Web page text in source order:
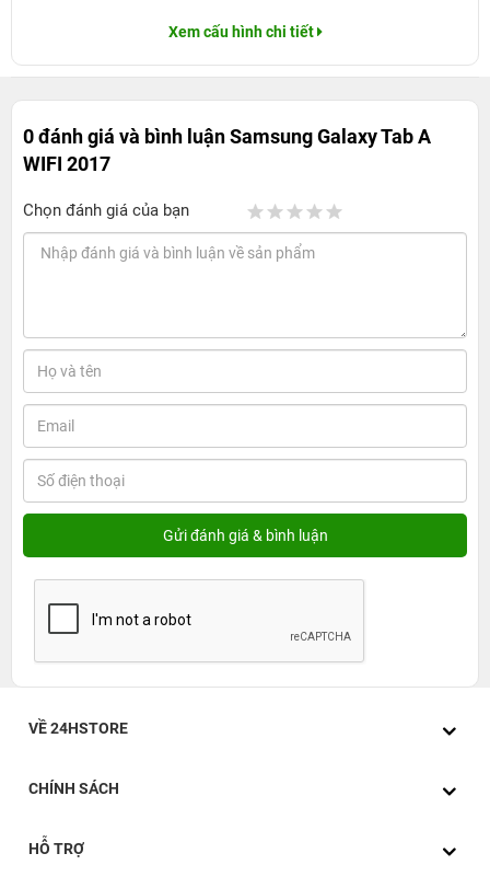
Xem cấu hình chi tiết
0 đánh giá và bình luậnSamsung Galaxy Tab A
WIFI 2017
Chọn đánh giá của bạn
VỀ 24HSTORE
CHÍNH SÁCH
HỖ TRỢ